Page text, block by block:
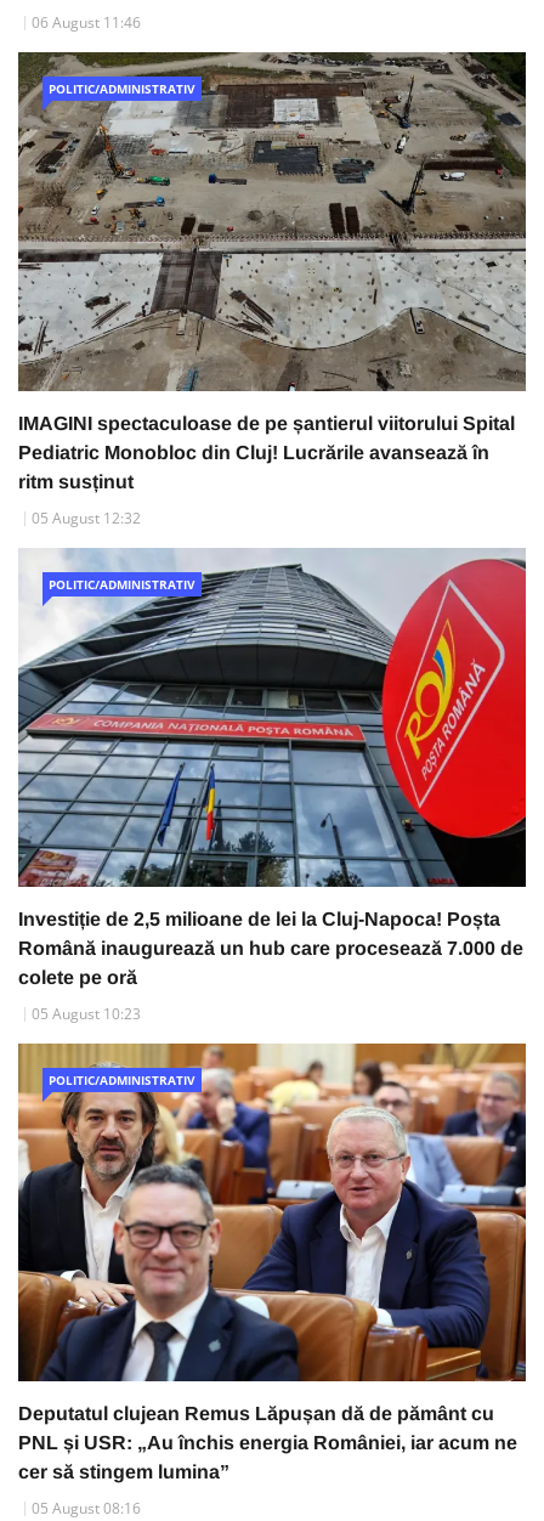
06 August 11:46
POLITIC/ADMINISTRATIV
IMAGINI spectaculoase de pe șantierul viitorului Spital
Pediatric Monobloc din Cluj! Lucrările avansează în
ritm susținut
05 August 12:32
POLITIC/ADMINISTRATIV
Investiție de 2,5 milioane de lei la Cluj-Napoca! Poșta
Română inaugurează un hub care procesează 7.000 de
colete pe oră
05 August 10:23
POLITIC/ADMINISTRATIV
Deputatul clujean Remus Lăpușan dă de pământ cu
PNL și USR: „Au închis energia României, iar acum ne
cer să stingem lumina”
05 August 08:16